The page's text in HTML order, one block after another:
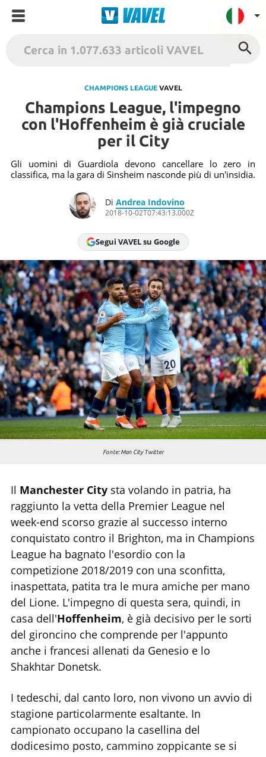
UK
Spagna
Argentina
Colombia
Termini
Chi siamo
CHAMPIONS LEAGUEVAVEL
Champions League, l'impegno
con l'Hoffenheim è già cruciale
per il City
Gli uomini di Guardiola devono cancellare lo zero in
classifica, ma la gara di Sinsheim nasconde più di un'insidia.
Di Andrea Indovino
2018-10-02T07:43:13.000Z
Segui VAVEL su Google
Fonte: Man City Twitter
Il Manchester Citysta volando in patria, ha
raggiunto la vetta della Premier League nel
week-end scorso grazie al successo interno
conquistato contro il Brighton, ma in Champions
League ha bagnato l'esordio con la
competizione 2018/2019 con una sconfitta,
inaspettata, patita tra le mura amiche per mano
del Lione. L'impegno di questa sera, quindi, in
casa dell'Hoffenheim, è già decisivo per le sorti
del gironcino che comprende per l'appunto
anche i francesi allenati da Genesio e lo
Shakhtar Donetsk.
I tedeschi, dal canto loro, non vivono un avvio di
stagione particolarmente esaltante. In
campionato occupano la casellina del
dodicesimo posto, cammino zoppicante se si